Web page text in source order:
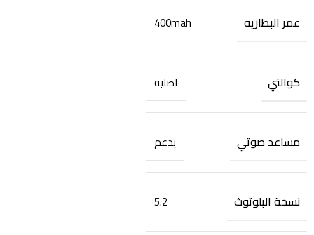
عمر البطاريه 400mah
كوالتي اصليه
مساعد صوتي يدعم
نسخة البلوتوث 5.2